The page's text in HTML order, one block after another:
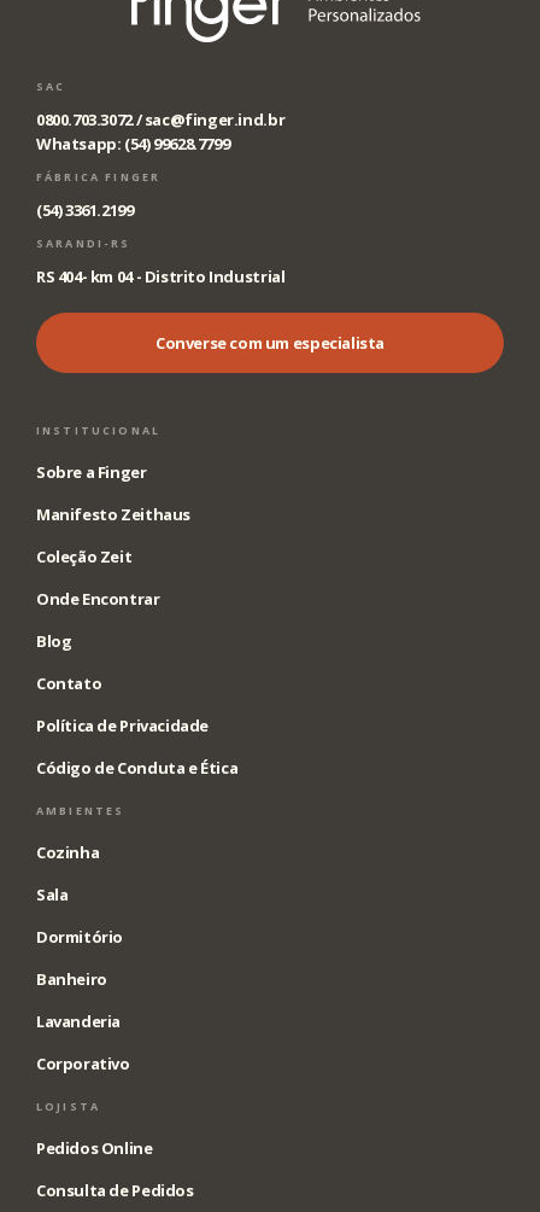
SAC
0800.703.3072 /sac@finger.ind.br
Whatsapp: (54) 99628.7799
FÁBRICA FINGER
(54) 3361.2199
SARANDI-RS
RS 404- km 04 - Distrito Industrial
Converse com um especialista
INSTITUCIONAL
Sobre a Finger
Manifesto Zeithaus
Coleção Zeit
Onde Encontrar
Blog
Contato
Política de Privacidade
Código de Conduta e Ética
AMBIENTES
Cozinha
Sala
Dormitório
Banheiro
Lavanderia
Corporativo
LOJISTA
Pedidos Online
Consulta de Pedidos